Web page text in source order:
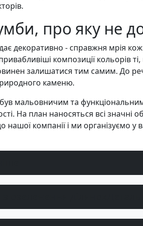
про яку не
декоративно - справжня мрія
композиції кольорів
залишатися тим самим. До
каменю.
мальовничим та
На план наносяться всі значні
нашої компанії і ми організуємо